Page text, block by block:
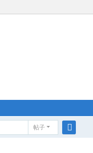
帖子